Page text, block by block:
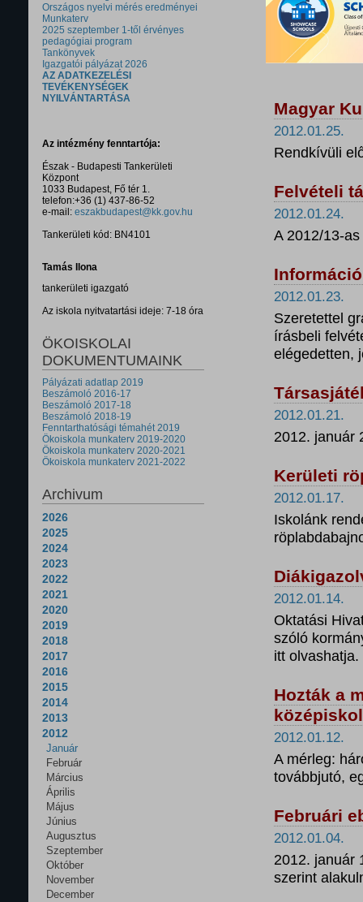
Országos nyelvi mérés eredményei
Munkaterv
2025 szeptember 1-től érvényes
pedagógiai program
Tankönyvek
Igazgatói pályázat 2026
AZ ADATKEZELÉSI
TEVÉKENYSÉGEK
NYILVÁNTARTÁSA
Az intézmény fenntartója:
Észak - Budapesti Tankerületi
Központ
1033 Budapest, Fő tér 1.
telefon:+36 (1) 437-86-52
e-mail: eszakbudapest@kk.gov.hu
Tankerületi kód: BN4101
Tamás Ilona
tankerületi igazgató
Az iskola nyitvatartási ideje: 7-18 óra
ÖKOISKOLAI
DOKUMENTUMAINK
Pályázati adatlap 2019
Beszámoló 2016-17
Beszámoló 2017-18
Beszámoló 2018-19
Fenntarthatósági témahét 2019
Ökoiskola munkaterv 2019-2020
Ökoiskola munkaterv 2020-2021
Ökoiskola munkaterv 2021-2022
Archivum
2026
2025
2024
2023
2022
2021
2020
2019
2018
2017
2016
2015
2014
2013
2012
Január
Február
Március
Április
Május
Június
Augusztus
Szeptember
Október
November
December
Magyar
2012.01.25.
Rendkívüli
Felvételi
2012.01.24.
A 2012/13-
2012.01.23.
Szeretettel
írásbeli
elégedetten,
2012.01.21.
2012. január
Kerületi
2012.01.17.
Iskolánk
2012.01.14.
Oktatási
szóló
itt olvashatja.
Hozták a
2012.01.12.
A mérleg:
továbbjutó,
Februári
2012.01.04.
2012. január
szerint